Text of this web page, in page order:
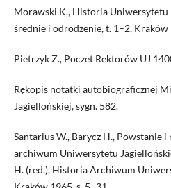
Morawski K., Historia Uniwersytetu
średnie i odrodzenie, t. 1–2, Kraków
Pietrzyk Z., Poczet Rektorów UJ
Rękopis notatki autobiograficznej
Jagiellońskiej, sygn. 582.
Santarius W., Barycz H., Powstanie
archiwum Uniwersytetu
H. (red.), Historia Archiwum